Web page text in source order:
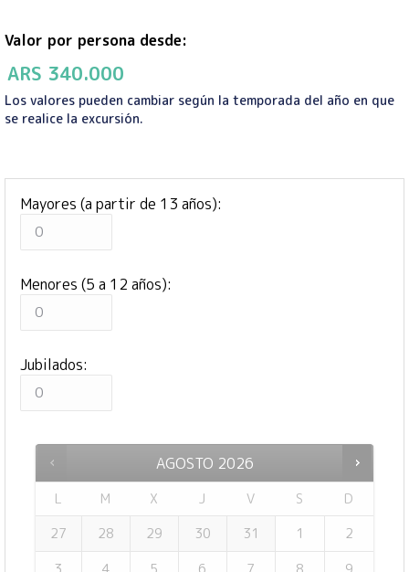
Valor por persona desde:
ARS 340.000
Los valores pueden cambiar según la temporada del año en que
se realice la excursión.
Mayores (a partir de 13 años):
Menores (5 a 12 años):
Jubilados:
AGOSTO 2026
L M X J V S
D
27
28 29 30 31 1
2